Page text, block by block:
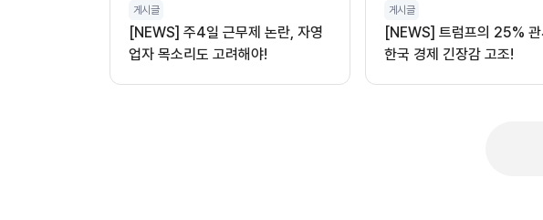
게시글
[NEWS] 주4일 근무제 논란, 자영
업자 목소리도 고려해야!
게시글
[NEWS] 트럼프의 25% 관
한국 경제 긴장감 고조!